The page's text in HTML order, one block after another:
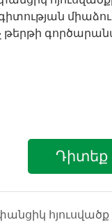
Դիտեք